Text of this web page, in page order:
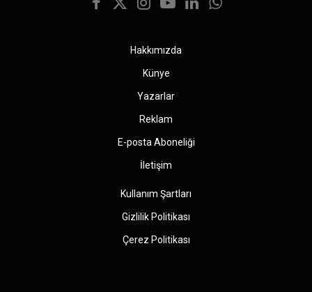
Facebook
X
Instagram
YouTubeLinkedInWhatsApp
Hakkımızda
Künye
Yazarlar
Reklam
E-posta Aboneliği
İletişim
Kullanım Şartları
Gizlilik Politikası
Çerez Politikası